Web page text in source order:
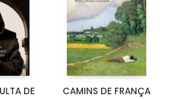
DE
CAMINS DE FRANÇA